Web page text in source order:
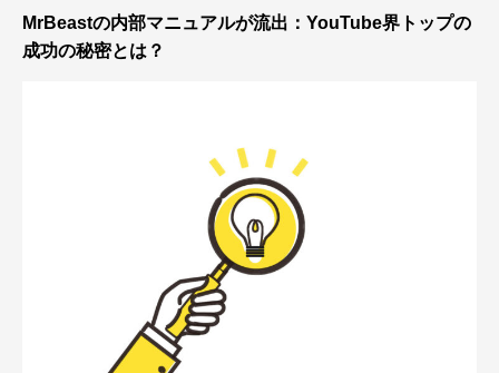
MrBeastの内部マニュアルが流出：YouTube界トップの
成功の秘密とは？